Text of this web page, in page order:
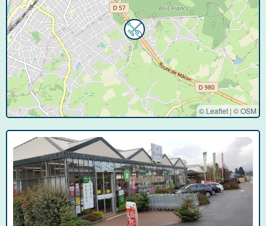
© Leaflet | ©OSM